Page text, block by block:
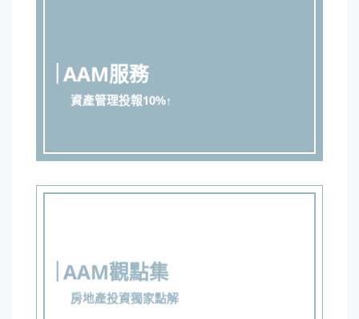
AAM服務
資產管理投報10%↑
AAM觀點集
房地產投資獨家點解